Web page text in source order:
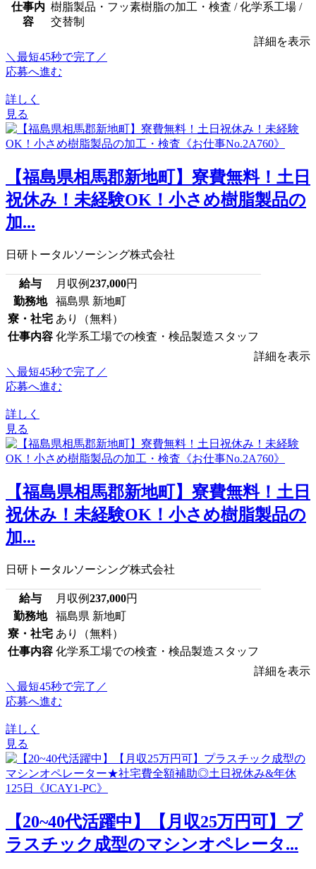
仕事内
容
樹脂製品・フッ素樹脂の加工・検査 / 化学系工場 /
交替制
詳細を表示
＼最短45秒で完了／
応募へ進む
詳しく
見る
【福島県相馬郡新地町】寮費無料！土日
祝休み！未経験OK！小さめ樹脂製品の
加...
日研トータルソーシング株式会社
給与 月収例237,000円
勤務地
福島県 新地町
寮・社宅 あり（無料）
仕事内容 化学系工場での検査・検品製造スタッフ
詳細を表示
＼最短45秒で完了／
応募へ進む
詳しく
見る
【福島県相馬郡新地町】寮費無料！土日
祝休み！未経験OK！小さめ樹脂製品の
加...
日研トータルソーシング株式会社
給与 月収例237,000円
勤務地
福島県 新地町
寮・社宅 あり（無料）
仕事内容 化学系工場での検査・検品製造スタッフ
詳細を表示
＼最短45秒で完了／
応募へ進む
詳しく
見る
【20~40代活躍中】【月収25万円可】プ
ラスチック成型のマシンオペレータ...